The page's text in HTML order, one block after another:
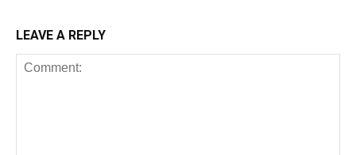
LEAVE A REPLY